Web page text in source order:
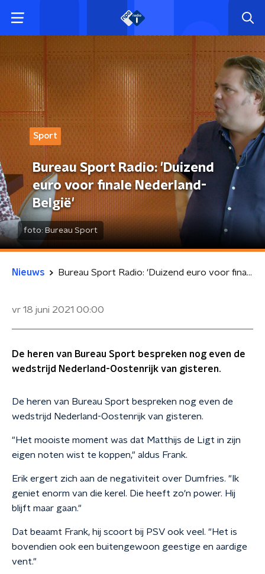
Sport
Bureau Sport Radio: 'Duizend
euro voor finale Nederland-
België'
foto: Bureau Sport
Nieuws Bureau Sport Radio: 'Duizend euro voor finale Nederland-België'
vr 18 juni 2021 00:00
De heren van Bureau Sport bespreken nog even de
wedstrijd Nederland-Oostenrijk van gisteren.
De heren van Bureau Sport bespreken nog even de
wedstrijd Nederland-Oostenrijk van gisteren.
"Het mooiste moment was dat Matthijs de Ligt in zijn
eigen noten wist te koppen," aldus Frank.
Erik ergert zich aan de negativiteit over Dumfries. "Ik
geniet enorm van die kerel. Die heeft zo'n power. Hij
blijft maar gaan."
Dat beaamt Frank, hij scoort bij PSV ook veel. "Het is
bovendien ook een buitengewoon geestige en aardige
vent."